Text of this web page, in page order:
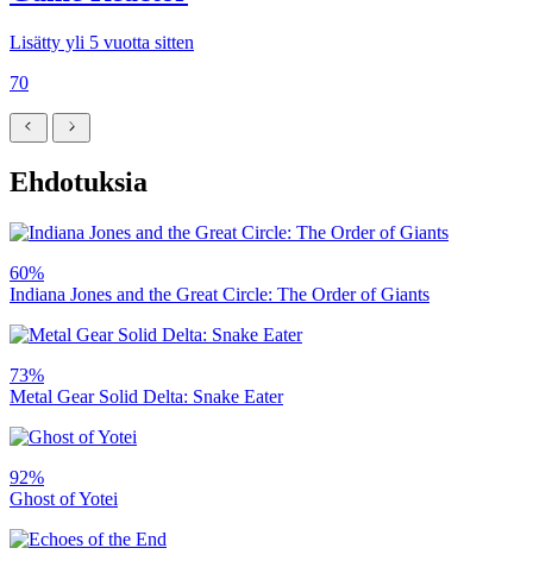
Lisätty yli 5 vuotta sitten
70
Ehdotuksia
60%
Indiana Jones and the Great Circle: The Order of Giants
73%
Metal Gear Solid Delta: Snake Eater
92%
Ghost of Yotei